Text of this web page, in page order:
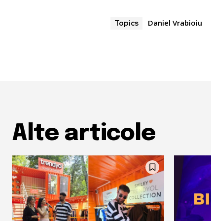
Topics Daniel Vrabioiu
Alte articole